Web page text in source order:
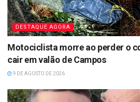
DESTAQUE AGORA
Motociclista morre ao perder o
cair em valão de Campos
9 DE AGOSTO DE 2026